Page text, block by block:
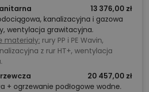
13 376,00 zł
kanalizacyjna i gazowa
wentylacja grawitacyjna.
materiały: rury PP i PE Wavin,
z rur HT+, wentylacja
20 457,00 zł
+ ogrzewanie podłogowe wodne.